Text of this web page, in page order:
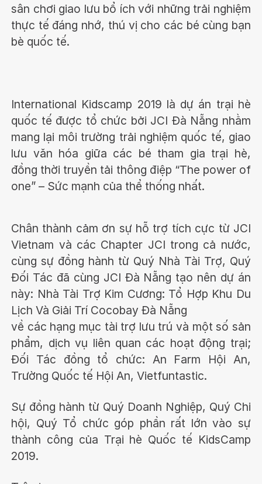
sân chơi giao lưu bổ ích với những trải nghiệm
thực tế đáng nhớ, thú vị cho các bé cùng bạn
bè quốc tế.
International Kidscamp 2019 là dự án trại hè
quốc tế được tổ chức bởi JCI Đà Nẵng nhằm
mang lại môi trường trải nghiệm quốc tế, giao
lưu văn hóa giữa các bé tham gia trại hè,
đồng thời truyền tải thông điệp “The power of
one” – Sức mạnh của thể thống nhất.
Chân thành cảm ơn sự hỗ trợ tích cực từ JCI
Vietnam và các Chapter JCI trong cả nước,
cùng sự đồng hành từ Quý Nhà Tài Trợ, Quý
Đối Tác đã cùng JCI Đà Nẵng tạo nên dự án
này: Nhà Tài Trợ Kim Cương: Tổ Hợp Khu Du
Lịch Và Giải Trí Cocobay Đà Nẵng
về các hạng mục tài trợ lưu trú và một số sản
phẩm, dịch vụ liên quan các hoạt động trại;
Đối Tác đồng tổ chức: An Farm Hội An,
Trường Quốc tế Hội An, Vietfuntastic.
Sự đồng hành từ Quý Doanh Nghiệp, Quý Chi
hội, Quý Tổ chức góp phần rất lớn vào sự
thành công của Trại hè Quốc tế KidsCamp
2019.